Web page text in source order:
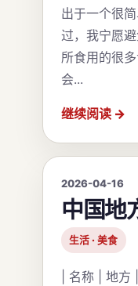
出于一个很
过，我宁愿
所食用的很
会...
继续阅读
2026-04-16
中国地
生活 · 美食
| 名称 | 地